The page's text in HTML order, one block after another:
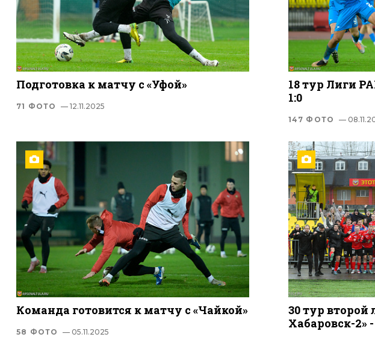
Подготовка к матчу с «Уфой»
71 ФОТО — 12.11.2025
18 тур Лиги
1:0
147 ФОТО —
Команда готовится к матчу с «Чайкой»
58 ФОТО — 05.11.2025
30 тур второй
Хабаровск-2» -